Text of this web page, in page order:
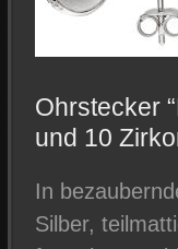
Ohrstecker
und 10
In
Silber,